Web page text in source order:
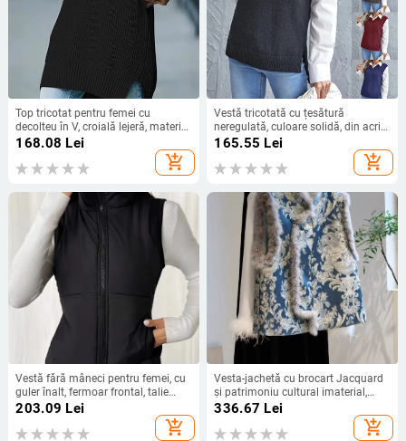
Top tricotat pentru femei cu
decolteu în V, croială lejeră, material
poliester
168.08 Lei
add_shopping_cart
Vestă tricotată cu țesătură
neregulată, culoare solidă, din acril,
lungime medie, pentru femei adulte
165.55 Lei
add_shopping_cart
Vestă fără mâneci pentru femei, cu
guler înalt, fermoar frontal, talie
strânsă, lungime normală
203.09 Lei
add_shopping_cart
Vesta-jachetă cu brocart Jacquard
și patrimoniu cultural imaterial,
guler înalt, închidere cu două
căptușeală, iarnă 2025
336.67 Lei
add_shopping_cart